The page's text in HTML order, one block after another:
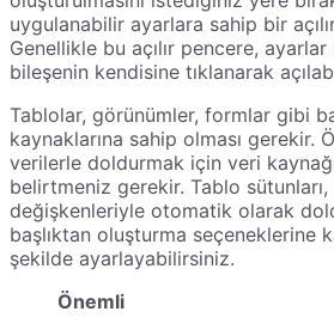
uygulanabilir ayarlara sahip bir
Genellikle bu açılır pencere,
bileşenin kendisine tıklanarak
Tablolar, görünümler, formlar gibi
kaynaklarına sahip olması gerekir.
verilerle doldurmak için veri
belirtmeniz gerekir. Tablo
değişkenleriyle otomatik olarak
başlıktan oluşturma seçeneklerine
şekilde ayarlayabilirsiniz.
Önemli